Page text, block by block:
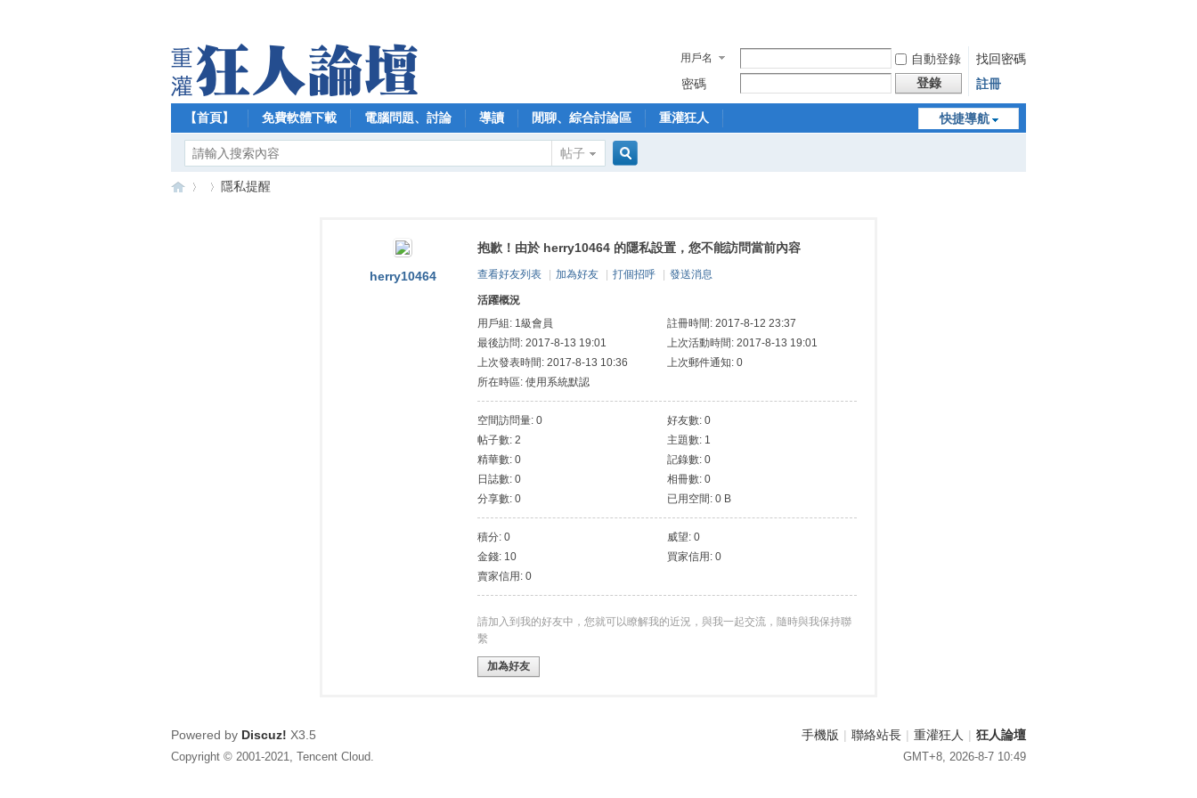
用戶名 自動登錄
找回密碼
密碼
登錄 註冊
快捷導航
【首頁】 免費軟體下載 電腦問題、討論 導讀 閒聊、綜合討論區 重灌狂人
帖子
索
隱私提醒
herry10464
抱歉！由於 herry10464 的隱私設置，您不能訪問當前內容
查看好友列表 加為好友 打個招呼 發送消息
活躍概況
用戶組: 1級會員
註冊時間: 2017-8-12 23:37
最後訪問: 2017-8-13 19:01
上次活動時間: 2017-8-13 19:01
上次發表時間: 2017-8-13 10:36
上次郵件通知: 0
所在時區: 使用系統默認
空間訪問量: 0
好友數: 0
帖子數: 2
主題數: 1
精華數: 0
記錄數: 0
日誌數: 0
相冊數: 0
分享數: 0
已用空間: 0 B
積分: 0
威望: 0
金錢: 10
買家信用: 0
賣家信用: 0
請加入到我的好友中，您就可以瞭解我的近況，與我一起交流，隨時與我保持聯
繫
加為好友
手機版 | 聯絡站長 | 重灌狂人 | 狂人論壇
GMT+8, 2026-8-7 10:49
Powered by Discuz! X3.5
Copyright © 2001-2021, Tencent Cloud.